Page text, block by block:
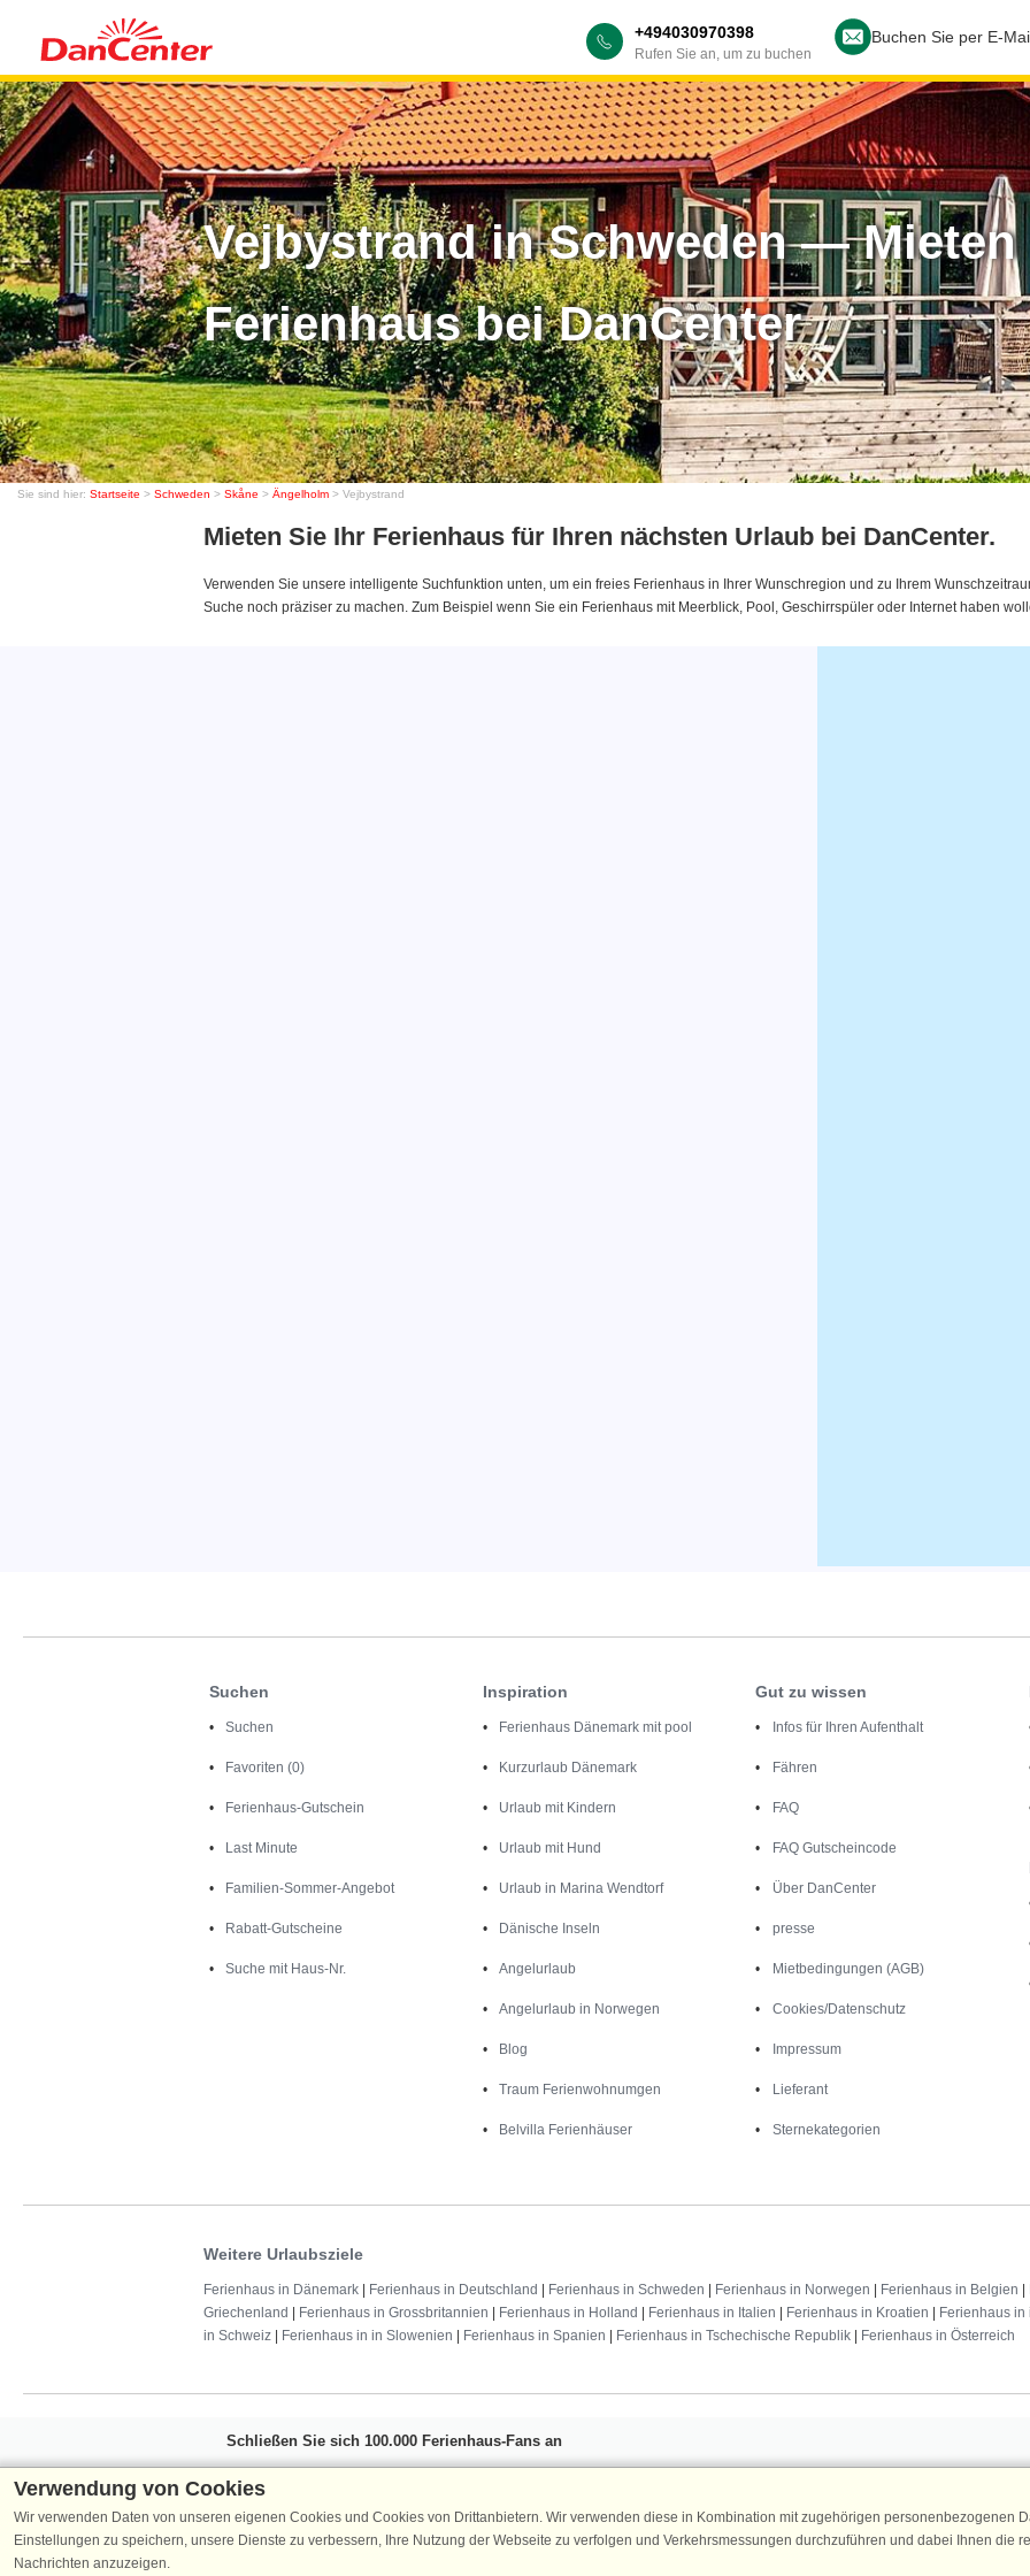
+494030970398
Rufen Sie an, um zu buchen
Buchen Sie per E-
Vejbystrand in Schweden — Mieten
Ferienhaus bei DanCenter
Sie sind hier: Startseite > Schweden > Skåne > Ängelholm > Vejbystrand
Mieten Sie Ihr Ferienhaus für Ihren nächsten Urlaub bei DanCenter.
Verwenden Sie unsere intelligente Suchfunktion unten, um ein freies Ferienhaus in Ihrer Wunschregion und zu Ihrem
Suche noch präziser zu machen. Zum Beispiel wenn Sie ein Ferienhaus mit Meerblick, Pool, Geschirrspüler oder Internet haben
Suchen
Suchen
Favoriten (0)
Ferienhaus-Gutschein
Last Minute
Familien-Sommer-Angebot
Rabatt-Gutscheine
Suche mit Haus-Nr.
Inspiration
Ferienhaus Dänemark mit pool
Kurzurlaub Dänemark
Urlaub mit Kindern
Urlaub mit Hund
Urlaub in Marina Wendtorf
Dänische Inseln
Angelurlaub
Angelurlaub in Norwegen
Blog
Traum Ferienwohnumgen
Belvilla Ferienhäuser
Gut zu wissen
Infos für Ihren Aufenthalt
Fähren
FAQ
FAQ Gutscheincode
Über DanCenter
presse
Mietbedingungen (AGB)
Cookies/Datenschutz
Impressum
Lieferant
Sternekategorien
Weitere Urlaubsziele
Ferienhaus in Dänemark Ferienhaus in Deutschland Ferienhaus in Schweden Ferienhaus in Norwegen Ferienhaus in Belgien
Griechenland
Ferienhaus in Grossbritannien Ferienhaus in Holland Ferienhaus in Italien Ferienhaus in Kroatien Ferienhaus in
in Schweiz
Ferienhaus in in Slowenien Ferienhaus in Spanien Ferienhaus in Tschechische Republik Ferienhaus in Österreich
Schließen Sie sich 100.000 Ferienhaus-Fans an
Ferienhausurlaub - melden Sie sich einfach für den DanCenter Newsletter an.
Verpassen Sie nie wieder exklusive Angebote, Gewinnspiele und Urlaubstipps!
Verwendung von Cookies
Wir verwenden Daten von unseren eigenen Cookies und Cookies von Drittanbietern. Wir verwenden diese in Kombination mit zugehörigen personenbezogenen
Einstellungen zu speichern, unsere Dienste zu verbessern, Ihre Nutzung der Webseite zu verfolgen und Verkehrsmessungen durchzuführen und dabei Ihnen die
Nachrichten anzuzeigen.